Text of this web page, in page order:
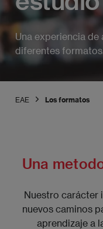
Una experiencia
diferentes formatos.
EAE Los formatos
Una
Nuestro carácter
nuevos caminos
aprendizaje a